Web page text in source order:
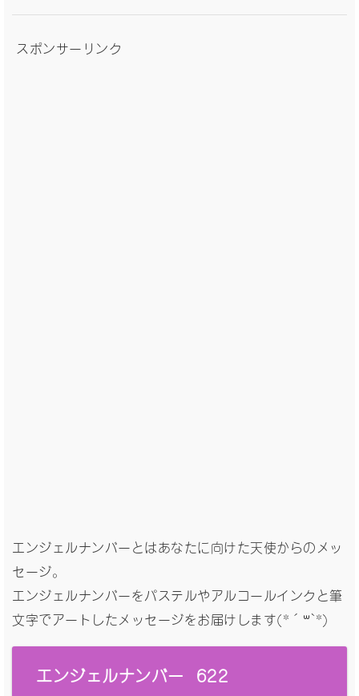
スポンサーリンク
エンジェルナンバーとはあなたに向けた天使からのメッ
セージ。
エンジェルナンバーをパステルやアルコールインクと筆
文字でアートしたメッセージをお届けします(*´꒳`*)
エンジェルナンバー 622